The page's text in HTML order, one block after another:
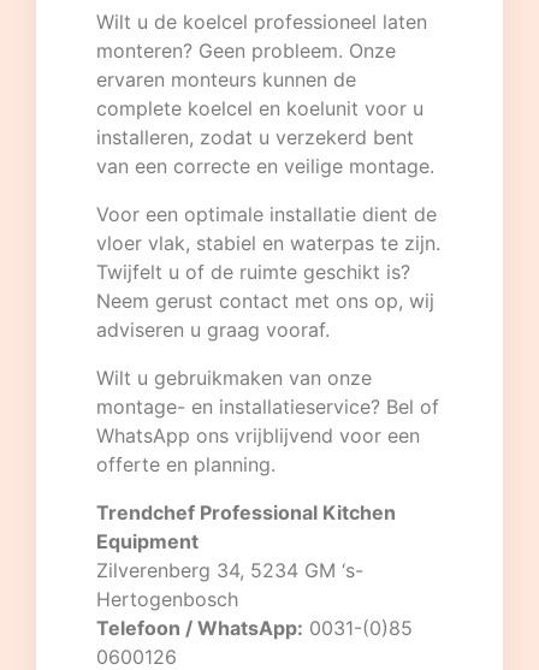
Wilt u de koelcel professioneel laten
monteren? Geen probleem. Onze
ervaren monteurs kunnen de
complete koelcel en koelunit voor u
installeren, zodat u verzekerd bent
van een correcte en veilige montage.
Voor een optimale installatie dient de
vloer vlak, stabiel en waterpas te zijn.
Twijfelt u of de ruimte geschikt is?
Neem gerust contact met ons op, wij
adviseren u graag vooraf.
Wilt u gebruikmaken van onze
montage- en installatieservice? Bel of
WhatsApp ons vrijblijvend voor een
offerte en planning.
Trendchef Professional Kitchen
Equipment
Zilverenberg 34, 5234 GM ‘s-
Hertogenbosch
Telefoon / WhatsApp: 0031-(0)85
0600126